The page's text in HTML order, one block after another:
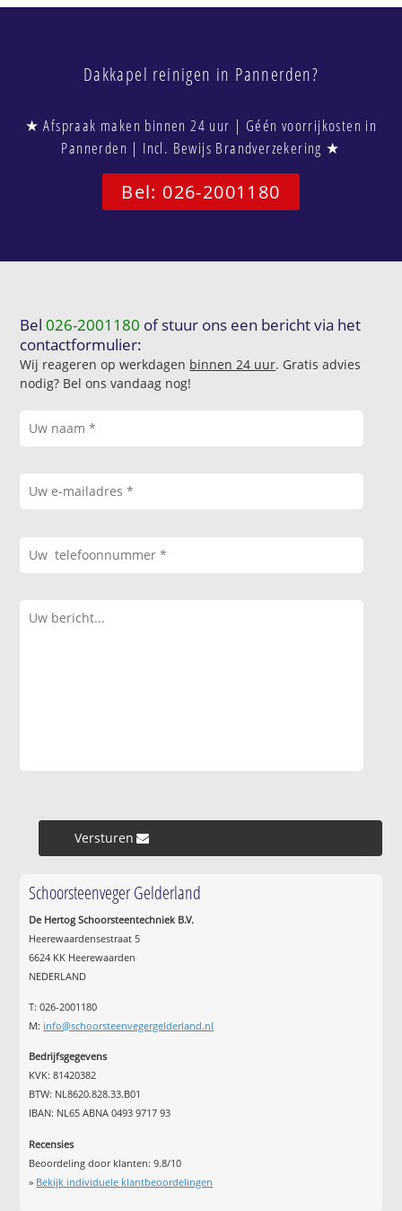
Dakkapel reinigen in Pannerden?
★ Afspraak maken binnen 24 uur | Géén voorrijkosten in
Pannerden | Incl. Bewijs Brandverzekering ★
Bel: 026-2001180
Bel026-2001180 of stuur ons een bericht via het
contactformulier:
Wij reageren op werkdagen binnen 24 uur. Gratis advies
nodig? Bel ons vandaag nog!
Versturen »
Schoorsteenveger Gelderland
De Hertog Schoorsteentechniek B.V.
Heerewaardensestraat 5
6624 KK Heerewaarden
NEDERLAND
T: 026-2001180
M: info@schoorsteenvegergelderland.nl
Bedrijfsgegevens
KVK: 81420382
BTW: NL8620.828.33.B01
IBAN: NL65 ABNA 0493 9717 93
Recensies
Beoordeling door klanten:9.8/10
» Bekijk individuele klantbeoordelingen